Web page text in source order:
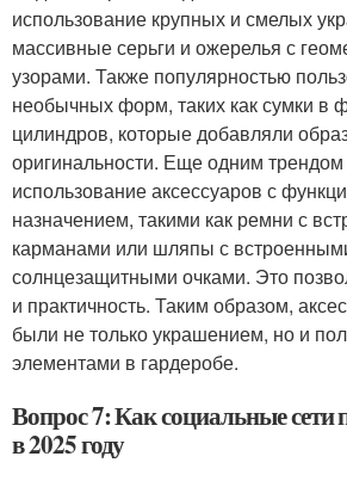
использование крупных и смелых
массивные серьги и ожерелья с
узорами. Также популярностью
необычных форм, таких как сумки в
цилиндров, которые добавляли
оригинальности. Еще одним трендом
использование аксессуаров с
назначением, такими как ремни с
карманами или шляпы с
солнцезащитными очками. Это
и практичность. Таким образом,
были не только украшением, но и
элементами в гардеробе.
Вопрос 7: Как социальные сети
в 2025 году